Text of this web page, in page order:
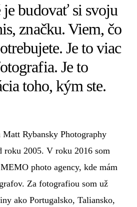
je budovať si svoju
značku. Viem, čo
Je to viac
Je to
toho, kým ste.
Matt Rybansky Photography
roku 2005. V roku 2016 som
photo agency, kde mám
Za fotografiou som už
ako Portugalsko, Taliansko,